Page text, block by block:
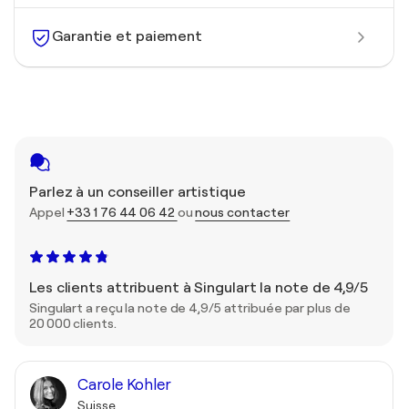
Garantie et paiement
Parlez à un conseiller artistique
Appel +33 1 76 44 06 42 ounous contacter
Les clients attribuent à Singulart la note de 4,9/5
Singulart a reçu la note de 4,9/5 attribuée par plus de
20 000 clients.
Carole Kohler
Suisse